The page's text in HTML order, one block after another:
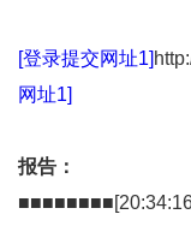
[登录提交网址1]
网址1]
报告：